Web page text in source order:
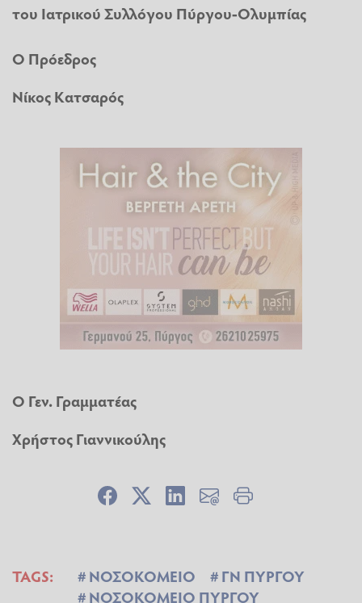
του Ιατρικού Συλλόγου Πύργου-Ολυμπίας
Ο Πρόεδρος
Νίκος Κατσαρός
Ο Γεν. Γραμματέας
Χρήστος Γιαννικούλης
TAGS: ΝΟΣΟΚΟΜΕΙΟ
ΓΝ ΠΥΡΓΟΥ
ΝΟΣΟΚΟΜΕΙΟ ΠΥΡΓΟΥ